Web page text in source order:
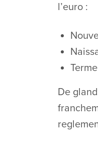
l’euro :
De